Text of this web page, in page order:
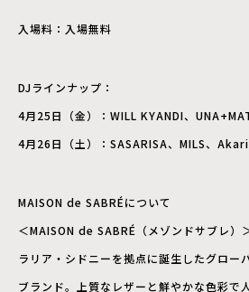
入場料：入場無料
DJラインナップ：
4月25日（金）：WILL KYANDI、
4月26日（土）：SASARISA、MILS、
MAISON de SABRÉについて
＜MAISON de SABRÉ（メゾンドサブレ）
ラリア・シドニーを拠点に誕生したグロー
ブランド。上質なレザーと鮮やかな色彩で